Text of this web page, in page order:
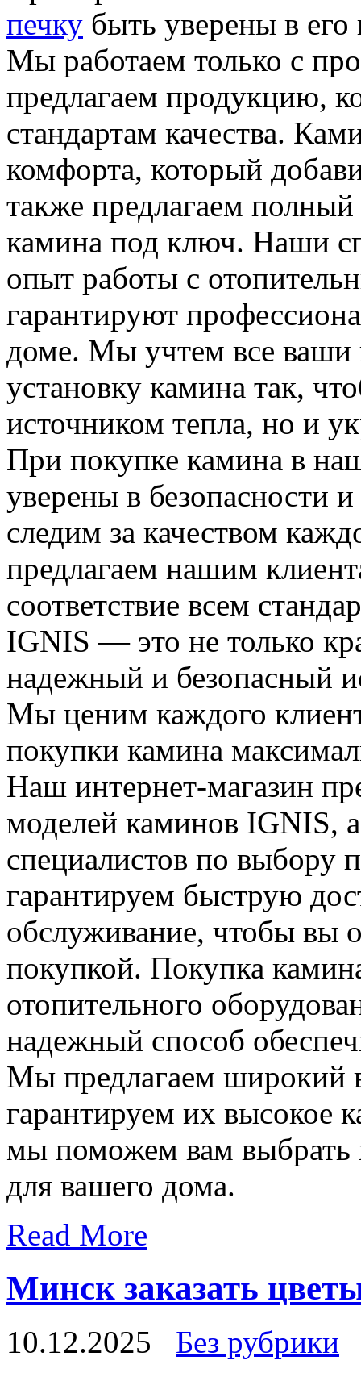
печку быть уверены в
Мы работаем только с
предлагаем продукцию,
стандартам качества.
комфорта, который
также предлагаем
камина под ключ. Наши
опыт работы с
гарантируют
доме. Мы учтем все ваши
установку камина так,
источником тепла, но и
При покупке камина в
уверены в безопасности
следим за качеством
предлагаем нашим
соответствие всем
IGNIS — это не только
надежный и безопасный
Мы ценим каждого
покупки камина
Наш интернет-магазин
моделей каминов IGNIS,
специалистов по
гарантируем быструю
обслуживание, чтобы вы
покупкой. Покупка
отопительного
надежный способ
Мы предлагаем широкий
гарантируем их высокое
мы поможем вам выбрать
для вашего дома.
Read More
Минск заказать
10.12.2025
Без рубрики